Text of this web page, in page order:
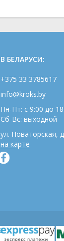
В БЕЛАРУСИ:
+375 33 3785617
info@kroks.by
Пн-Пт: с 9:00 до
Сб-Вс: выходной
ул. Новаторская,
на карте